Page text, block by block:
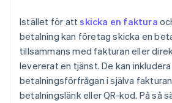
Istället för attskicka en faktura
betalning kan företag skicka en
tillsammans med fakturan eller
levererat en tjänst. De kan inkludera
betalningsförfrågan i själva
betalningslänk eller QR-kod. På så